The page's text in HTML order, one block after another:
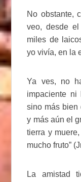
No obstante,
veo, desde el
miles de
yo vivía, en la
Ya ves, no
impaciente ni
sino más bien
y más aún el
tierra y
mucho fruto”
La amistad